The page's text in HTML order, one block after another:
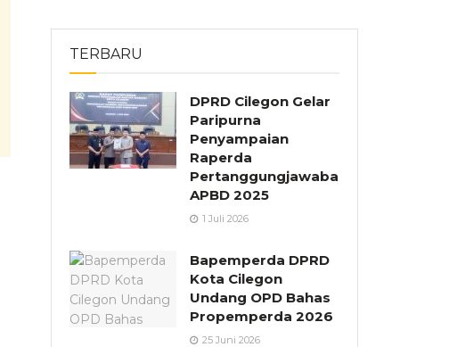
TERBARU
DPRD Cilegon Gelar
Paripurna
Penyampaian
Raperda
Pertanggungjawaban
APBD 2025
1 Juli 2026
Bapemperda DPRD
Kota Cilegon
Undang OPD Bahas
Propemperda 2026
25 Juni 2026